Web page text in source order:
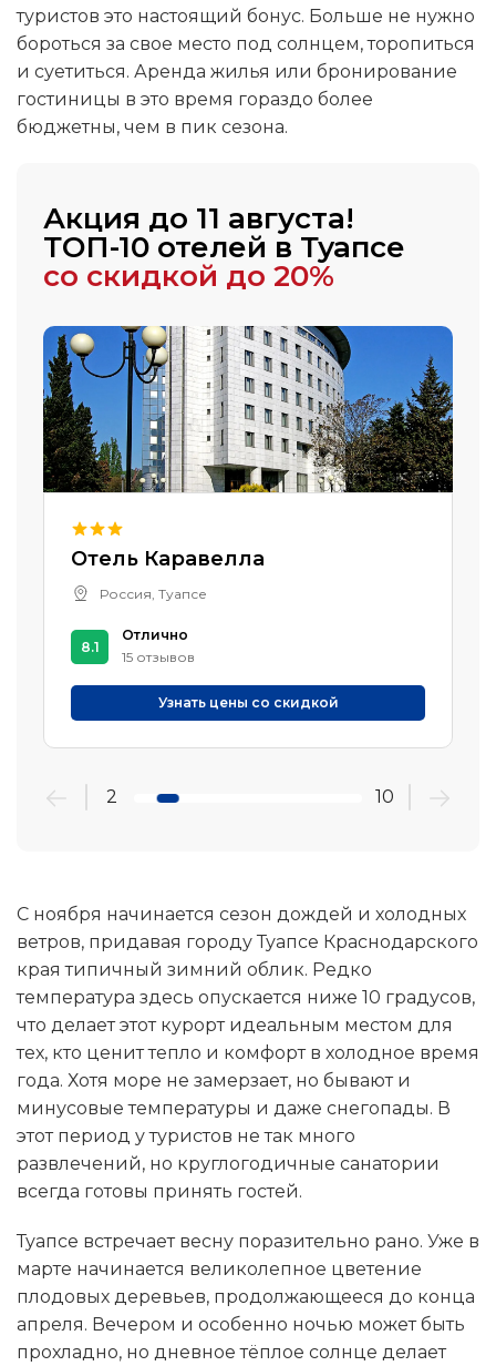
туристов это настоящий бонус. Больше не нужно
бороться за свое место под солнцем, торопиться
и суетиться. Аренда жилья или бронирование
гостиницы в это время гораздо более
бюджетны, чем в пик сезона.
Акция до 11 августа!
ТОП-10 отелей в Туапсе
со скидкой до 20%
Отель Каравелла
Россия, Туапсе
8.1
Отлично
15 отзывов
Узнать цены со скидкой
2 10
С ноября начинается сезон дождей и холодных
ветров, придавая городу Туапсе Краснодарского
края типичный зимний облик. Редко
температура здесь опускается ниже 10 градусов,
что делает этот курорт идеальным местом для
тех, кто ценит тепло и комфорт в холодное время
года. Хотя море не замерзает, но бывают и
минусовые температуры и даже снегопады. В
этот период у туристов не так много
развлечений, но круглогодичные санатории
всегда готовы принять гостей.
Туапсе встречает весну поразительно рано. Уже в
марте начинается великолепное цветение
плодовых деревьев, продолжающееся до конца
апреля. Вечером и особенно ночью может быть
прохладно, но дневное тёплое солнце делает